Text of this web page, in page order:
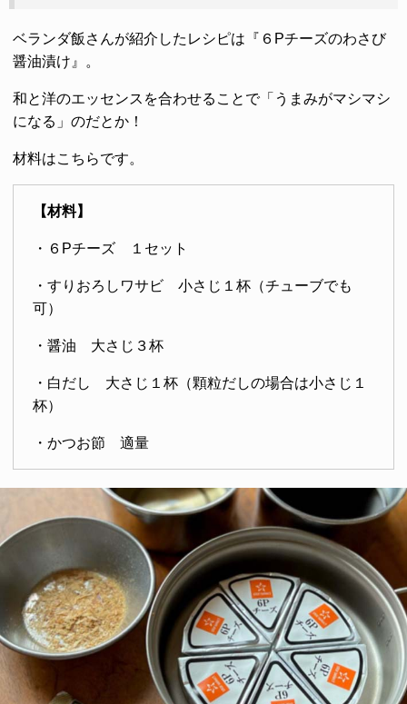
ベランダ飯さんが紹介したレシピは『６Pチーズのわさび
醤油漬け』。
和と洋のエッセンスを合わせることで「うまみがマシマシ
になる」のだとか！
材料はこちらです。
【材料】
・６Pチーズ １セット
・すりおろしワサビ 小さじ１杯（チューブでも
可）
・醤油 大さじ３杯
・白だし 大さじ１杯（顆粒だしの場合は小さじ１
杯）
・かつお節 適量